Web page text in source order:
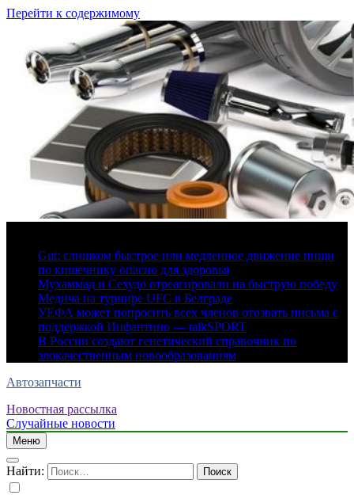
Перейти к содержимому
Gut: слишком быстрое или медленное движение пищи
по кишечнику опасно для здоровья
Мухаммад и Сехудо отреагировали на быструю победу
Медича на турнире UFC в Белграде
УЕФА может попросить всех членов отозвать письма с
поддержкой Инфантино — talkSPORT
В России создают генетический справочник по
злокачественным новообразованиям
Автозапчасти
Новостная рассылка
Случайные новости
Меню
Найти: